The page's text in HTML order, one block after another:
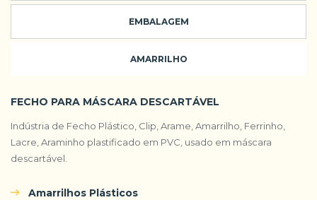
EMBALAGEM
AMARRILHO
FECHO PARA MÁSCARA DESCARTÁVEL
Indústria de Fecho Plástico, Clip, Arame, Amarrilho, Ferrinho,
Lacre, Araminho plastificado em PVC, usado em máscara
descartável.
Amarrilhos Plásticos